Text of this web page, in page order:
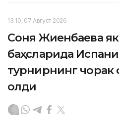
13:10, 07 Август 2026
Соня Жиенбаева
баҳсларида
турнирнинг чорак
олди